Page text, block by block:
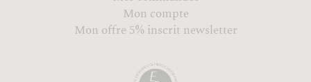
Mon compte
Mon offre 5% inscrit newsletter